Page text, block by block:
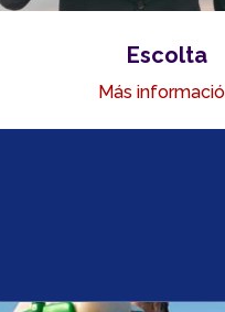
Escolta
Más